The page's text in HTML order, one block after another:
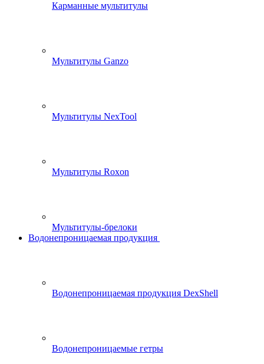
Карманные мультитулы
Мультитулы Ganzo
Мультитулы NexTool
Мультитулы Roxon
Мультитулы-брелоки
Водонепроницаемая продукция
Водонепроницаемая продукция DexShell
Водонепроницаемые гетры